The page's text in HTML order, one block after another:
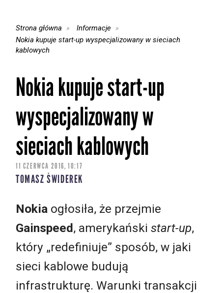
Strona główna
Informacje
Nokia kupuje start-up wyspecjalizowany w sieciach
kablowych
Nokia kupuje start-up
wyspecjalizowany w
sieciach kablowych
11 CZERWCA 2016, 10:17
TOMASZ ŚWIDEREK
Nokia ogłosiła, że przejmie
Gainspeed, amerykański start-up,
który „redefiniuje” sposób, w jaki
sieci kablowe budują
infrastrukturę. Warunki transakcji